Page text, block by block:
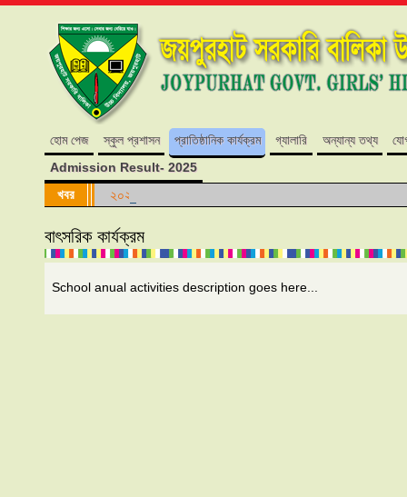
হোম পেজ স্কুল প্রশাসন প্রাতিষ্ঠানিক কার্যক্রম গ্যালারি অন্যান্য তথ্য
Admission Result- 2025
খবর
২০২৪ শিক্ষাবর্ষে কোন শ্রেণিতে কোন আসন ফাঁকা নেই।
বাৎসরিক কার্যক্রম
School anual activities description goes here...